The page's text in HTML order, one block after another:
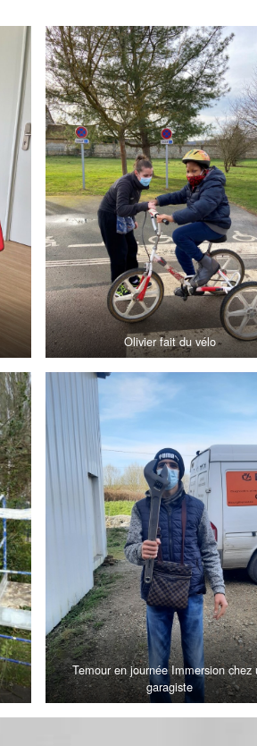
Olivier fait du vélo
Temour en journée Immersion chez
garagiste